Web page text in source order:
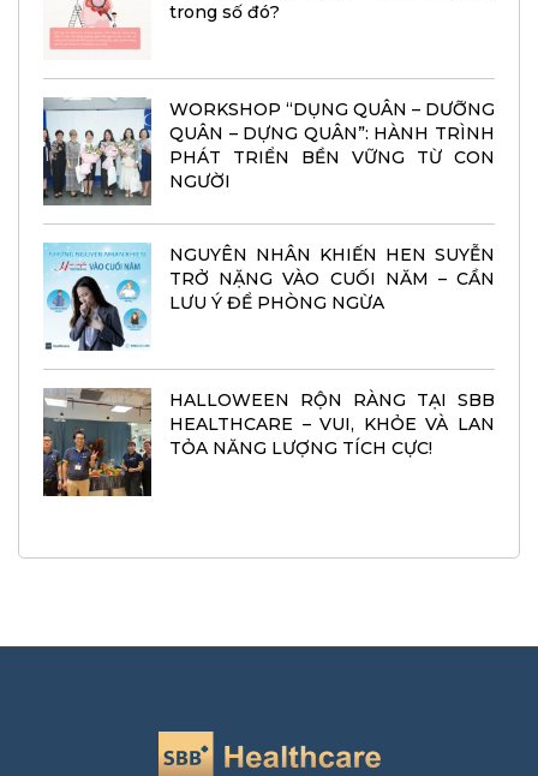
trong số đó?
WORKSHOP “DỤNG QUÂN – DƯỠNG
QUÂN – DỰNG QUÂN”: HÀNH TRÌNH
PHÁT TRIỂN BỀN VỮNG TỪ CON
NGƯỜI
NGUYÊN NHÂN KHIẾN HEN SUYỄN
TRỞ NẶNG VÀO CUỐI NĂM – CẦN
LƯU Ý ĐỂ PHÒNG NGỪA
HALLOWEEN RỘN RÀNG TẠI SBB
HEALTHCARE – VUI, KHỎE VÀ LAN
TỎA NĂNG LƯỢNG TÍCH CỰC!